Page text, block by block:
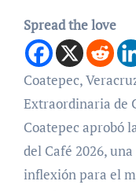
Spread the love
Coatepec, Veracruz. — En la Cuarta Sesión
Extraordinaria de
Coatepec aprobó
del Café 2026,
inflexión para el